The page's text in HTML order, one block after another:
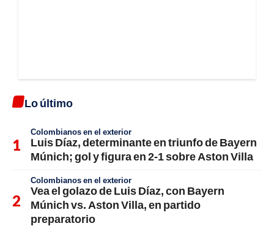
Lo último
Colombianos en el exterior
Luis Díaz, determinante en triunfo de Bayern
Múnich; gol y figura en 2-1 sobre Aston Villa
Colombianos en el exterior
Vea el golazo de Luis Díaz, con Bayern
Múnich vs. Aston Villa, en partido
preparatorio